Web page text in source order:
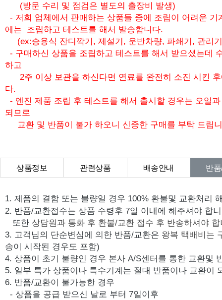
(방문 수리 및 점검은 별도의 출장비 발생)
- 저희 업체에서 판매하는 상품들 중에 조립이 어려운 기
에는 조립하고 테스트를 해서 발송합니다.
(ex:승용식 잔디깍기, 제설기, 운반차량, 파쇄기, 관리
- 구매하신 상품을 조립하고 테스트를 해서 받으셨는데
하고
2주 이상 보관을 하신다면 연료를 완전히 소진 시킨 후
다.
- 엔진 제품 조립 후 테스트를 해서 출시할 경우는 오일
되므로
교환 및 반품이 불가 하오니 신중한 구매를 부탁 드립
상품정보 관련상품 배송안내 반
1. 제품의 결함 또는 불량일 경우 100% 환불및 교환처리
2. 반품/교환접수는 상품 수령후 7일 이내에 해주셔야 합
또한 상담원과 통화 후 환불/교환 접수 후 반송하셔야
3. 고객님의 단순변심에 의한 반품/교환은 왕복 택배비는
송이 시작된 경우도 포함)
4. 상품이 초기 불량인 경우 본사 A/S센터를 통한 교환및
5. 일부 특가 상품이나 특수기계는 절대 반품이나 교환이
6. 반품/교환이 불가능한 경우
- 상품을 공급 받으신 날로 부터 7일이후